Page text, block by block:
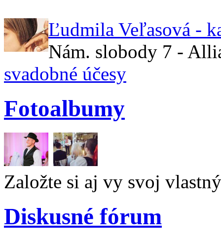
Ľudmila Veľasová -
Nám. slobody 7 -
svadobné účesy
Fotoalbumy
Založte si aj vy svoj
Diskusné fórum